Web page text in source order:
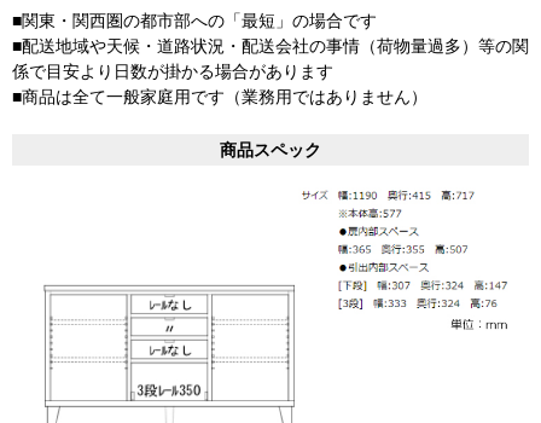
■関東・関西圏の都市部への「最短」の場合です
■配送地域や天候・道路状況・配送会社の事情（荷物量過多）等の関
係で目安より日数が掛かる場合があります
■商品は全て一般家庭用です（業務用ではありません）
商品スペック